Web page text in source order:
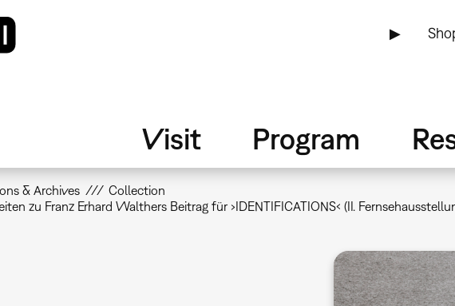
▶
Visit Program
& Archives
Collection
zu Franz Erhard Walthers Beitrag für ›IDENTIFICATIONS‹ (II.